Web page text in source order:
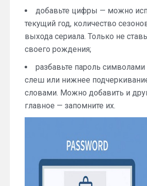
добавьте цифры — можно
текущий год, количество
выхода сериала. Только не
своего рождения;
разбавьте пароль
слеш или нижнее
словами. Можно добавить и
главное — запомните их.